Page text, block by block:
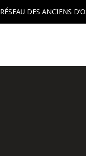
RÉSEAU DES ANCIENS